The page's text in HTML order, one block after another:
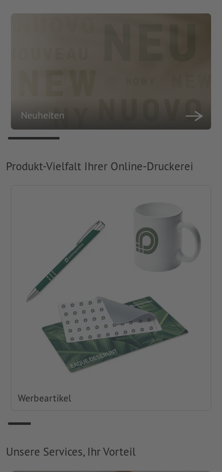
Neuheiten
Produkt-Vielfalt Ihrer Online-Druckerei
Werbeartikel
Unsere Services, Ihr Vorteil